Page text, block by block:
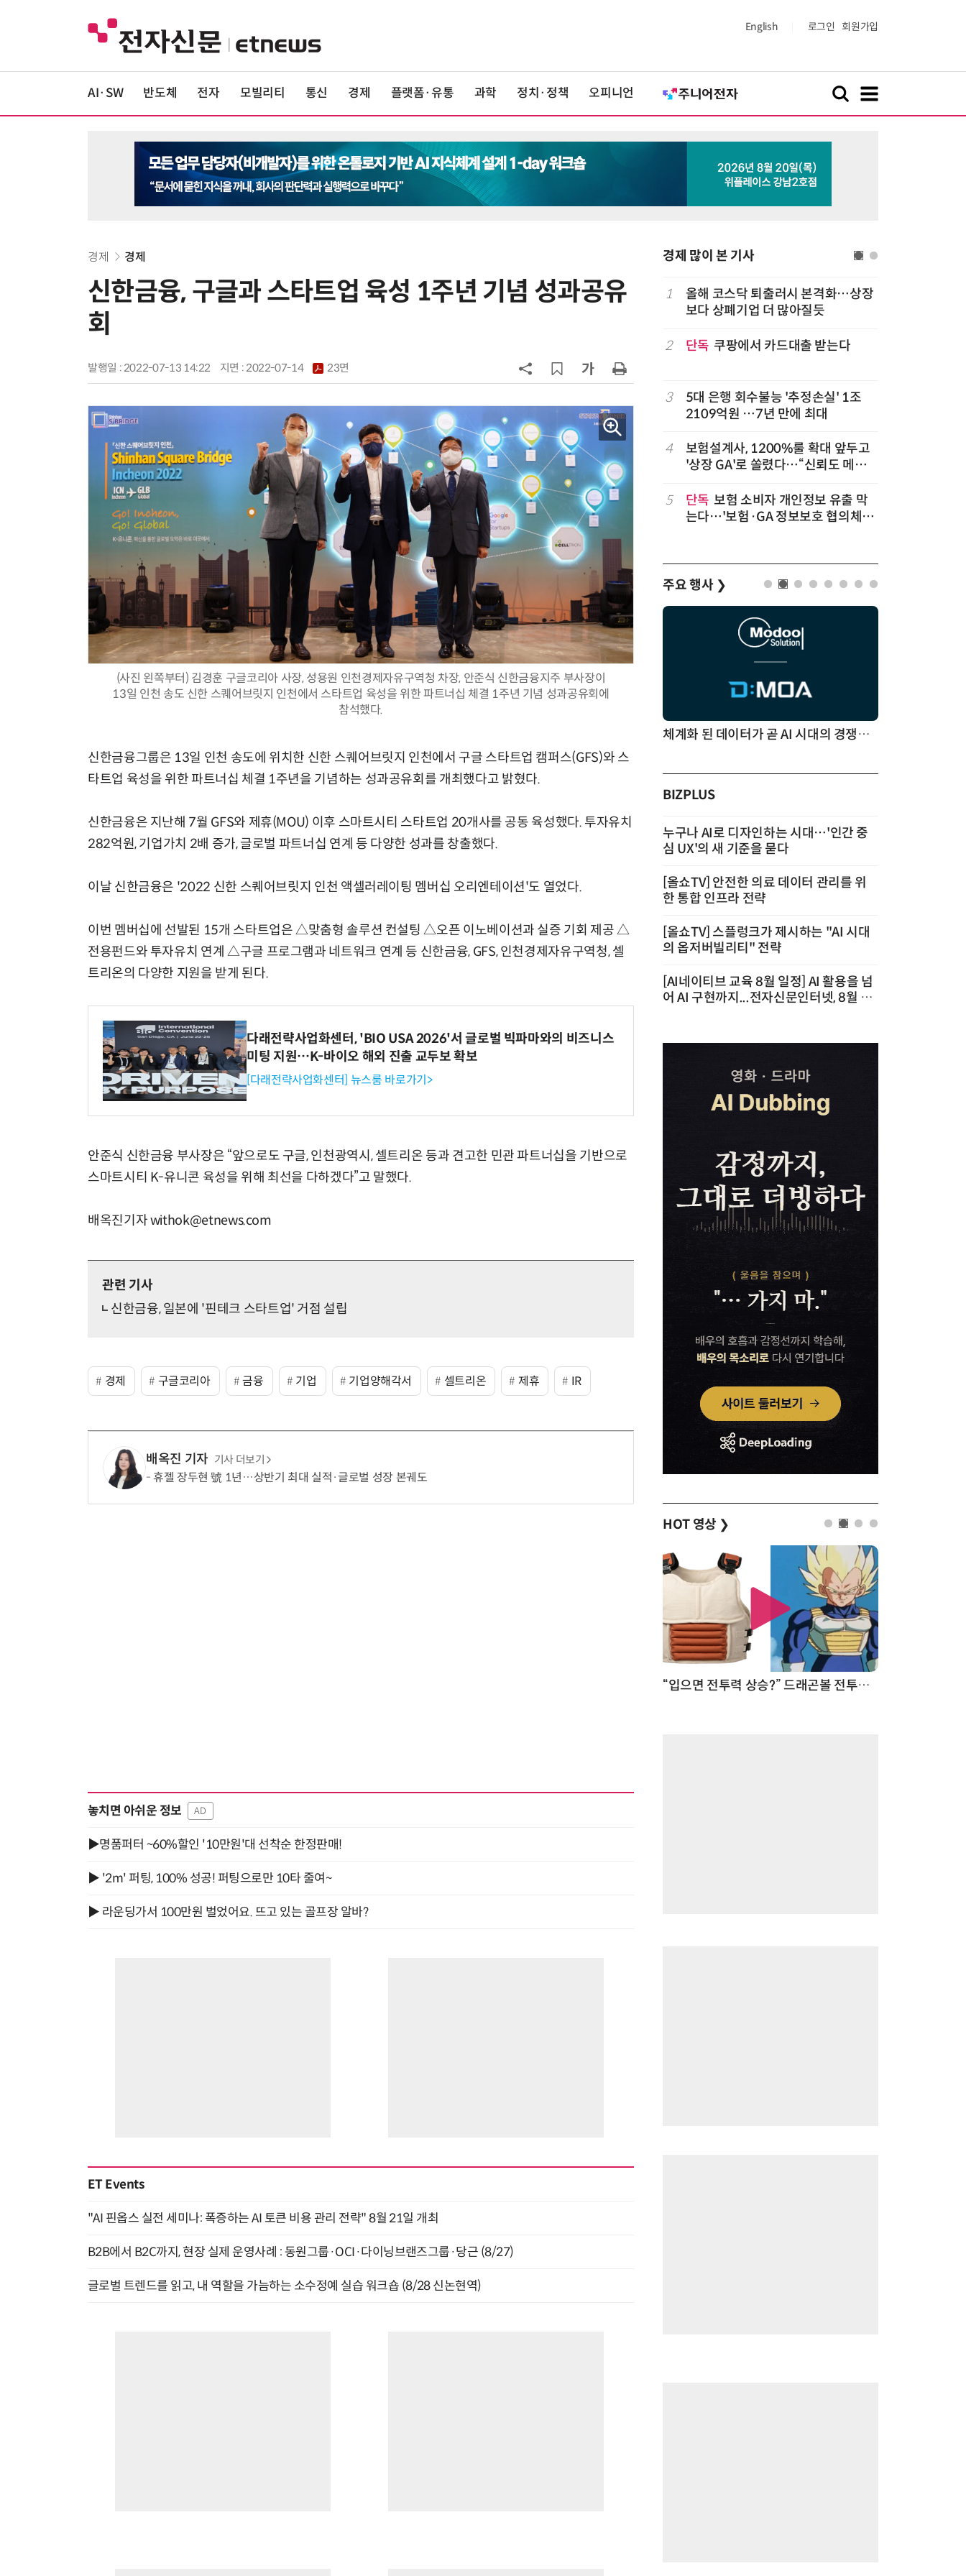
English 로그인 회원가입
AI·SW 반도체 전자 모빌리티 통신 경제 플랫폼·유통 과학 정치·정책 오피니언
경제 경제
신한금융, 구글과 스타트업 육성 1주년 기념 성과공유
회
발행일 : 2022-07-13 14:22 지면 :2022-07-14 23면
(사진 왼쪽부터) 김경훈 구글코리아 사장, 성용원 인천경제자유구역청 차장, 안준식 신한금융지주 부사장이
13일 인천 송도 신한 스퀘어브릿지 인천에서 스타트업 육성을 위한 파트너십 체결 1주년 기념 성과공유회에
참석했다.
신한금융그룹은 13일 인천 송도에 위치한 신한 스퀘어브릿지 인천에서 구글 스타트업 캠퍼스(GFS)와 스
타트업 육성을 위한 파트너십 체결 1주년을 기념하는 성과공유회를 개최했다고 밝혔다.
신한금융은 지난해 7월 GFS와 제휴(MOU) 이후 스마트시티 스타트업 20개사를 공동 육성했다. 투자유치
282억원, 기업가치 2배 증가, 글로벌 파트너십 연계 등 다양한 성과를 창출했다.
이날 신한금융은 '2022 신한 스퀘어브릿지 인천 액셀러레이팅 멤버십 오리엔테이션'도 열었다.
이번 멤버십에 선발된 15개 스타트업은 △맞춤형 솔루션 컨설팅 △오픈 이노베이션과 실증 기회 제공 △
전용펀드와 투자유치 연계 △구글 프로그램과 네트워크 연계 등 신한금융, GFS, 인천경제자유구역청, 셀
트리온의 다양한 지원을 받게 된다.
다래전략사업화센터, 'BIO USA 2026'서 글로벌 빅파마와의 비즈니스
미팅 지원…K-바이오 해외 진출 교두보 확보
[다래전략사업화센터] 뉴스룸 바로가기>
안준식 신한금융 부사장은 “앞으로도 구글, 인천광역시, 셀트리온 등과 견고한 민관 파트너십을 기반으로
스마트시티 K-유니콘 육성을 위해 최선을 다하겠다”고 말했다.
배옥진기자 withok@etnews.com
관련 기사
신한금융, 일본에 '핀테크 스타트업' 거점 설립
경제 구글코리아 금융 기업 기업양해각서 셀트리온 제휴 IR
배옥진 기자 기사 더보기
휴젤 장두현 號 1년…상반기 최대 실적·글로벌 성장 본궤도
놓치면 아쉬운 정보 AD
▶명품퍼터 ~60%할인 '10만원'대 선착순 한정판매!
▶ '2m' 퍼팅, 100% 성공! 퍼팅으로만 10타 줄여~
▶ 라운딩가서 100만원 벌었어요. 뜨고 있는 골프장 알바?
ET Events
"AI 핀옵스 실전 세미나: 폭증하는 AI 토큰 비용 관리 전략" 8월 21일 개최
B2B에서 B2C까지, 현장 실제 운영사례 : 동원그룹·OCI·다이닝브랜즈그룹·당근 (8/27)
글로벌 트렌드를 읽고, 내 역할을 가늠하는 소수정예 실습 워크숍 (8/28 신논현역)
경제 많이 본 기사
6
LG 엑사원, 中企 제조현장 '전파'…
전자, 美 B2B 구독 시동
서 TV·모니터 '大戰'
9
“상장폐지 막아라”…중소 가전 기업,
주가 부양 '총력전'
10 코스피 급등에 매수 사이드카 발동
1
올해 코스닥 퇴출러시 본격화…상장
보다 상폐기업 더 많아질듯
2 단독 쿠팡에서 카드대출 받는다
3
5대 은행 회수불능 '추정손실' 1조
2109억원 …7년 만에 최대
4
보험설계사, 1200%룰 확대 앞두고
'상장 GA'로 쏠렸다…“신뢰도 메리
5
단독 보험 소비자 개인정보 유출 막
는다…'보험·GA 정보보호 협의체'
주요 행사 ❯
체계화 된 데이터가 곧 AI 시대의 경쟁력이다
BIZPLUS
누구나 AI로 디자인하는 시대…'인간 중
심 UX'의 새 기준을 묻다
[올쇼TV] 안전한 의료 데이터 관리를 위
한 통합 인프라 전략
[올쇼TV] 스플렁크가 제시하는 "AI 시대
의 옵저버빌리티" 전략
[AI네이티브 교육 8월 일정] AI 활용을 넘
어 AI 구현까지...전자신문인터넷, 8월 실
HOT 영상 ❯
“입으면 전투력 상승?” 드래곤볼 전투복 닮은 중량조끼